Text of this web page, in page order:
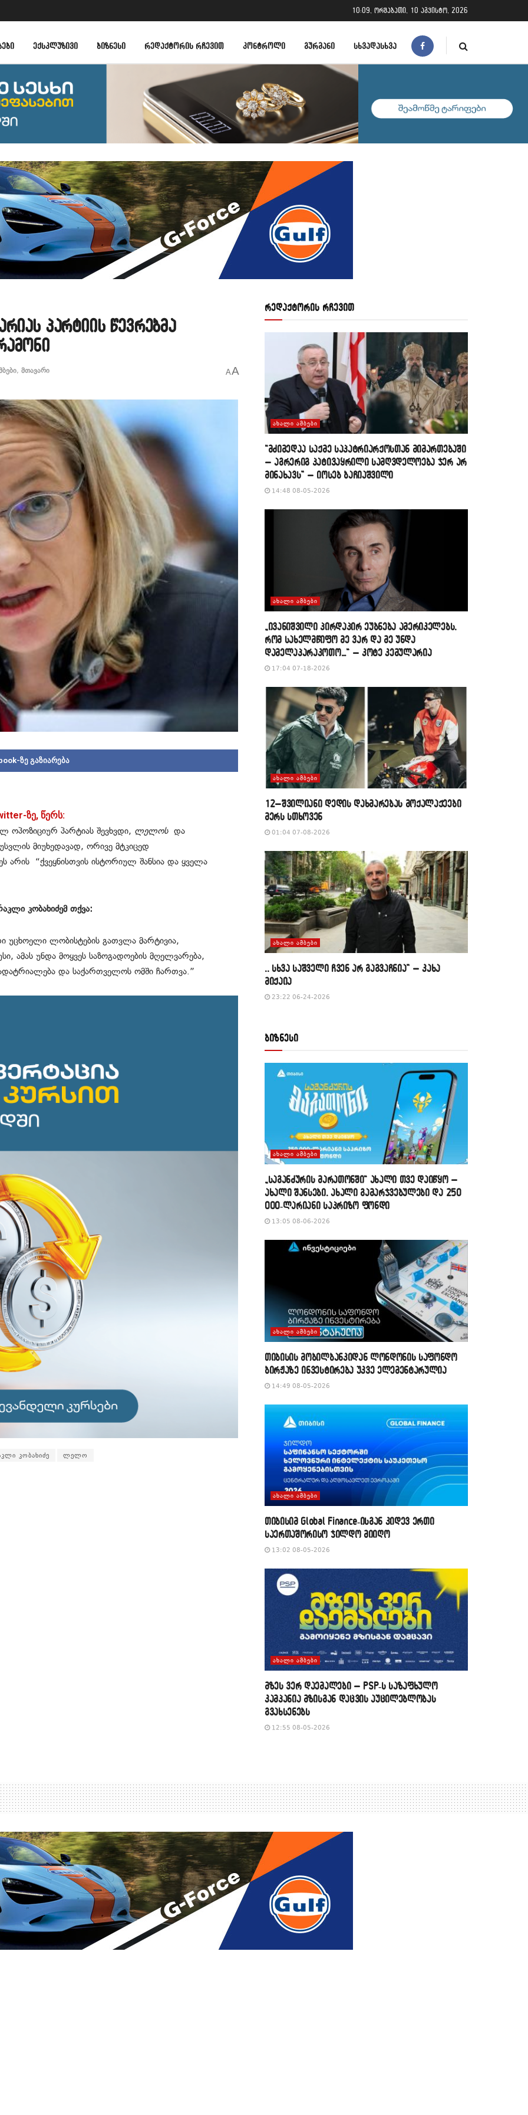
10:09, ორშაბათი, 10 აგვისტო, 2026
ᲔᲥᲡᲙᲚᲣᲖᲘᲕᲘ ᲑᲘᲖᲜᲔᲡᲘ ᲠᲔᲓᲐᲥᲢᲝᲠᲘᲡ ᲠᲩᲔᲕᲘᲗ ᲙᲝᲜᲢᲠᲝᲚᲘ ᲒᲣᲠᲛᲐᲜᲘ ᲡᲮᲕᲐᲓᲐᲡᲮᲕᲐ
პარტიის წევრებმა
, მთავარი AA
ზე გაზიარება
ზე, წერს:
ოპოზიციურ პარტიას შევხვდი, ლელოსდა
მიუხედავად, ორივე მტკიცედ
არის “ქვეყნისთვის ისტორიულ შანსია და ყველა
კობახიძემ თქვა:
უცხოელი ლობისტების გათვლა მარტივია,
ამას უნდა მოყვეს საზოგადოების მღელვარება,
და საქართველოს ომში ჩართვა.”
კობახიძე ლელო
რედაქტორის რჩევით
ᲐᲮᲐᲚᲘ ᲐᲛᲑᲔᲑᲘ
“მძიმედაა საქმე საპატრიარქოსთან მიმართებაში
– აგრერიგ პატივაყრილი სამღვდელოება ჯერ არ
მინახავს” – იოსებ ბაჩიაშვილი
14:48 08-05-2026
ᲐᲮᲐᲚᲘ ᲐᲛᲑᲔᲑᲘ
„ივანიშვილი პირდაპირ ეუბნება ამერიკელებს,
რომ სახელმწიფო მე ვარ და მე უნდა
დამელაპარაკოთო…“ – კოტე კემულარია
17:04 07-18-2026
ᲐᲮᲐᲚᲘ ᲐᲛᲑᲔᲑᲘ
12–შვილიანი დედის დახმარებას მოქალაქეები
მერს სთხოვენ
01:04 07-08-2026
ᲐᲮᲐᲚᲘ ᲐᲛᲑᲔᲑᲘ
,, სხვა საშველი ჩვენ არ გაგვაჩნია” – კახა
მიქაია
23:22 06-24-2026
ბიზნესი
ᲐᲮᲐᲚᲘ ᲐᲛᲑᲔᲑᲘ
„საგანძურის მარათონში“ ახალი თვე დაიწყო –
ახალი შანსები, ახალი გამარჯვებულები და 250
000-ლარიანი საპრიზო ფონდი
13:05 08-06-2026
ᲐᲮᲐᲚᲘ ᲐᲛᲑᲔᲑᲘ
თიბისის მობილბანკიდან ლონდონის საფონდო
ბირჟაზე ინვესტირება უკვე ელემენტარულია
14:49 08-05-2026
ᲐᲮᲐᲚᲘ ᲐᲛᲑᲔᲑᲘ
თიბისიმ Global Finance-ისგან კიდევ ერთი
საერთაშორისო ჯილდო მიიღო
13:02 08-05-2026
ᲐᲮᲐᲚᲘ ᲐᲛᲑᲔᲑᲘ
მზეს ვერ დაემალები – PSP-ს საზაფხულო
კამპანია მზისგან დაცვის აუცილებლობას
გვახსენებს
12:55 08-05-2026